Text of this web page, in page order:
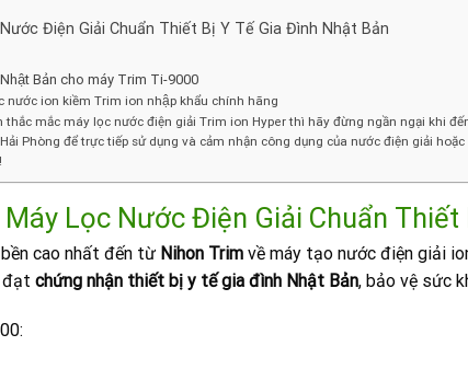
Điện Giải Chuẩn Thiết Bị Y Tế Gia Đình Nhật Bản
Bản cho máy Trim Ti-9000
nước ion kiềm Trim ion nhập khẩu chính hãng
thắc mắc máy lọc nước điện giải Trim ion Hyper thì hãy đừng ngần ngại khi
Phòng để trực tiếp sử dụng và cảm nhận công dụng của nước điện giải
Lọc Nước Điện Giải Chuẩn Thiết
cao nhất đến từ Nihon Trim về máy tạo nước điện giải
đạt chứng nhận thiết bị y tế gia đình Nhật Bản, bảo vệ sức